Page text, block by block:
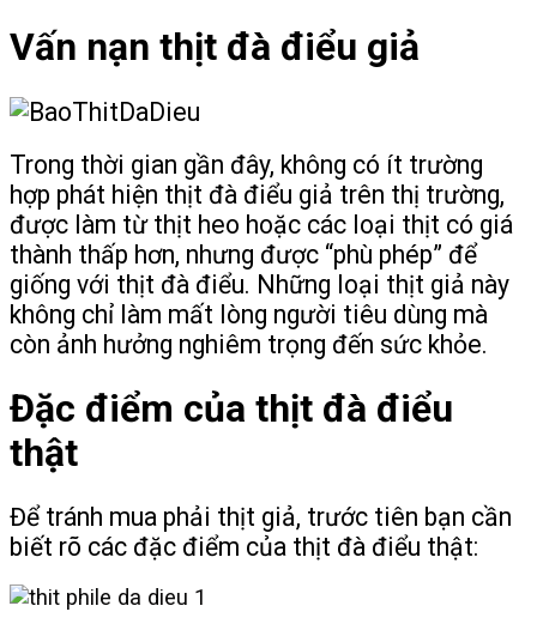
Vấn nạn thịt đà điểu giả
Trong thời gian gần đây, không có ít trường
hợp phát hiện thịt đà điểu giả trên thị trường,
được làm từ thịt heo hoặc các loại thịt có giá
thành thấp hơn, nhưng được “phù phép” để
giống với thịt đà điểu. Những loại thịt giả này
không chỉ làm mất lòng người tiêu dùng mà
còn ảnh hưởng nghiêm trọng đến sức khỏe.
Đặc điểm của thịt đà điểu
thật
Để tránh mua phải thịt giả, trước tiên bạn cần
biết rõ các đặc điểm của thịt đà điểu thật: